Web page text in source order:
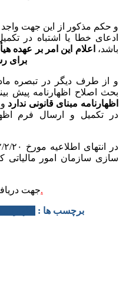
و حکم مذکور از اين جهت واجد
ادعای خطا يا اشتباه در
باشد، اعلام اين امر بر عهده
برای
بحث اصلاح اظهارنامه پیش
اظهارنامه مبنای قانونی ندارد
در تکمیل و ارسال فرم
سازی سازمان امور
جهتاینجا کلیک کنید.
برچسب ها :